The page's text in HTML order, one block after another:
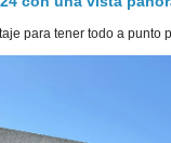
para tener todo a punto